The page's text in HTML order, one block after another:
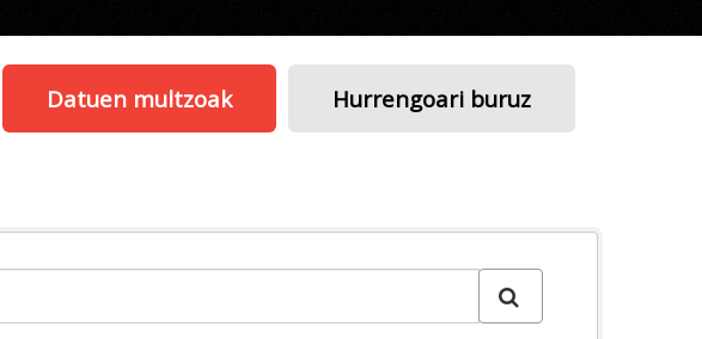
Datuen multzoak Hurrengoari buruz